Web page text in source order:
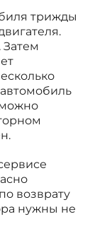
трижды
возврату
нужны не